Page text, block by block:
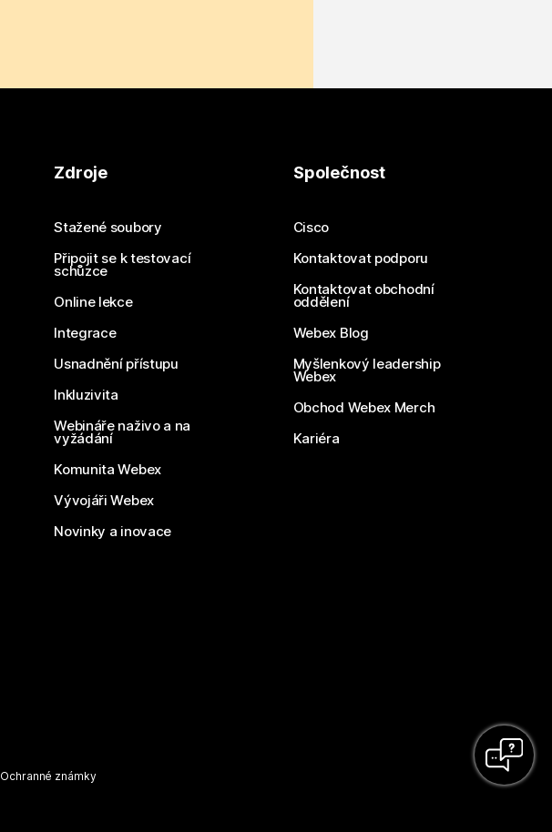
Zdroje
Stažené soubory
Připojit se k testovací
schůzce
Online lekce
Integrace
Usnadnění přístupu
Inkluzivita
Webináře naživo a na
vyžádání
Komunita Webex
Vývojáři Webex
Novinky a inovace
Společnost
Cisco
Kontaktovat podporu
Kontaktovat obchodní
oddělení
Webex Blog
Myšlenkový leadership
Webex
Obchod Webex Merch
Kariéra
Ochranné známky